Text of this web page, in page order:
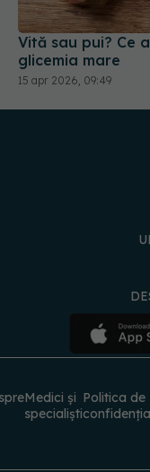
Vită sau pui? Ce
glicemia mare
15 apr 2026, 09:49
Medici și Politica de